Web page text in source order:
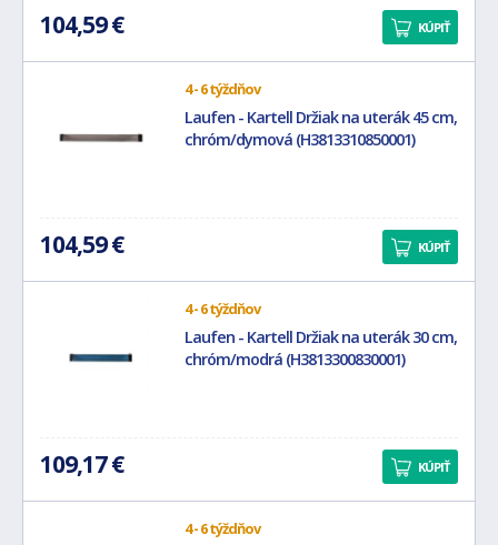
104,59 € KÚPIŤ
4 - 6 týždňov
Laufen - Kartell Držiak na uterák 45 cm,
chróm/dymová (H3813310850001)
104,59 € KÚPIŤ
4 - 6 týždňov
Laufen - Kartell Držiak na uterák 30 cm,
chróm/modrá (H3813300830001)
109,17 € KÚPIŤ
4 - 6 týždňov